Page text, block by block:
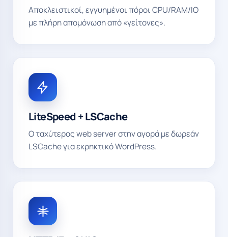
Αποκλειστικοί, εγγυημένοι πόροι CPU/RAM/IO
με πλήρη απομόνωση από «γείτονες».
LiteSpeed + LSCache
Ο ταχύτερος web server στην αγορά με δωρεάν
LSCache για εκρηκτικό WordPress.